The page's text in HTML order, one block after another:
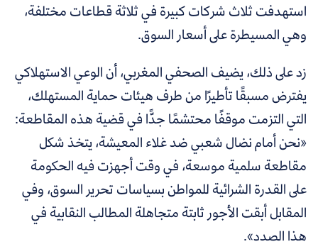
استهدفت ثلاث شركات كبيرة في ثلاثة قطاعات مختلفة،
وهي المسيطرة على أسعار السوق.
زد على ذلك، يضيف الصحفي المغربي، أن الوعي الاستهلاكي
يفترض مسبقًا تأطيرًا من طرف هيئات حماية المستهلك،
التي التزمت موقفًا محتشمًا جدًّا في قضية هذه المقاطعة:
«نحن أمام نضال شعبي ضد غلاء المعيشة، يتخذ شكل
مقاطعة سلمية موسعة، في وقت أجهزت فيه الحكومة
على القدرة الشرائية للمواطن بسياسات تحرير السوق، وفي
المقابل أبقت الأجور ثابتة متجاهلة المطالب النقابية في
هذا الصدد».